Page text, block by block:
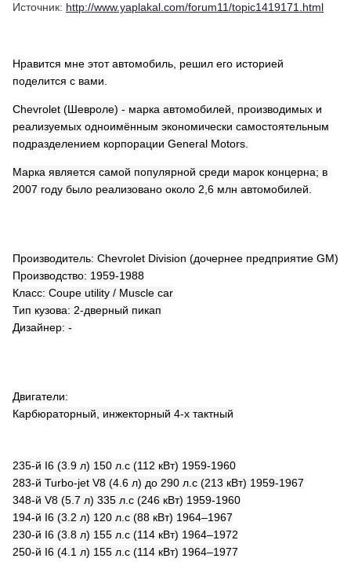
Источник: http://www.yaplakal.com/forum11/topic1419171.html
Нравится мне этот автомобиль, решил его историей
поделится с вами.
Chevrolet (Шевроле) - марка автомобилей, производимых и
реализуемых одноимённым экономически самостоятельным
подразделением корпорации General Motors.
Марка является самой популярной среди марок концерна; в
2007 году было реализовано около 2,6 млн автомобилей.
Производитель: Chevrolet Division (дочернее предприятие GM)
Производство: 1959-1988
Класс: Coupe utility / Muscle car
Тип кузова: 2-дверный пикап
Дизайнер: -
Двигатели:
Карбюраторный, инжекторный 4-х тактный
235-й I6 (3.9 л) 150 л.с (112 кВт) 1959-1960
283-й Turbo-jet V8 (4.6 л) до 290 л.с (213 кВт) 1959-1967
348-й V8 (5.7 л) 335 л.с (246 кВт) 1959-1960
194-й I6 (3.2 л) 120 л.с (88 кВт) 1964–1967
230-й I6 (3.8 л) 155 л.с (114 кВт) 1964–1972
250-й I6 (4.1 л) 155 л.с (114 кВт) 1964–1977